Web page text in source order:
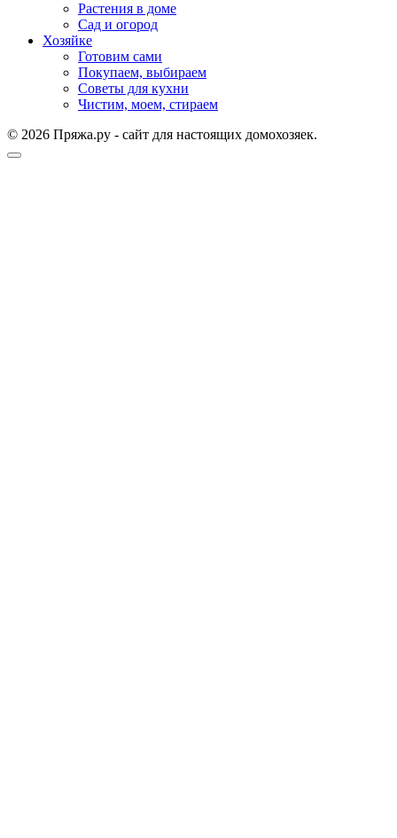
Растения в доме
Сад и огород
Хозяйке
Готовим сами
Покупаем, выбираем
Советы для кухни
Чистим, моем, стираем
© 2026 Пряжа.ру - сайт для настоящих домохозяек.